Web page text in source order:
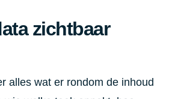
zichtbaar
alles wat er rondom de inhoud